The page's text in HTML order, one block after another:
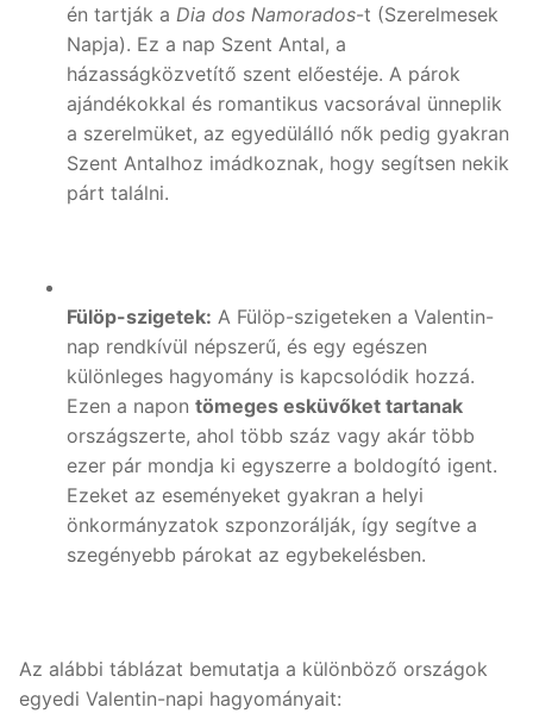
én tartják a Dia dos Namorados-t (Szerelmesek
Napja). Ez a nap Szent Antal, a
házasságközvetítő szent előestéje. A párok
ajándékokkal és romantikus vacsorával ünneplik
a szerelmüket, az egyedülálló nők pedig gyakran
Szent Antalhoz imádkoznak, hogy segítsen nekik
párt találni.
Fülöp-szigetek: A Fülöp-szigeteken a Valentin-
nap rendkívül népszerű, és egy egészen
különleges hagyomány is kapcsolódik hozzá.
Ezen a napon tömeges esküvőket tartanak
országszerte, ahol több száz vagy akár több
ezer pár mondja ki egyszerre a boldogító igent.
Ezeket az eseményeket gyakran a helyi
önkormányzatok szponzorálják, így segítve a
szegényebb párokat az egybekelésben.
Az alábbi táblázat bemutatja a különböző országok
egyedi Valentin-napi hagyományait: